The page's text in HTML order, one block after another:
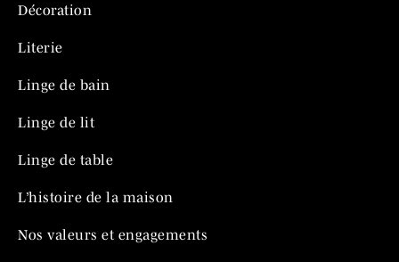
Décoration
Literie
Linge de bain
Linge de lit
Linge de table
L’histoire de la maison
Nos valeurs et engagements